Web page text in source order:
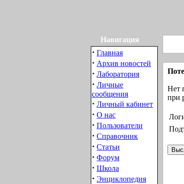
Навигация
· Главная
· Архив новостей
· Лаборатория
· Личные
сообщения
· Личный кабинет
· О нас
· Пользователи
· Справочник
· Статьи
· Форум
· Школа
· Энциклопедия
Нет
при